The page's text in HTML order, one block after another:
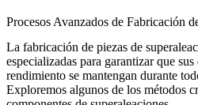
Procesos Avanzados de Fabricación
La fabricación de piezas de
especializadas para garantizar que
rendimiento se mantengan durante
Exploremos algunos de los métodos